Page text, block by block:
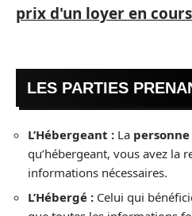
prix d'un loyer en
LES PARTIES
L’Hébergeant : La personne
qu’hébergeant, vous avez la
informations nécessaires.
L’Hébergé : Celui qui